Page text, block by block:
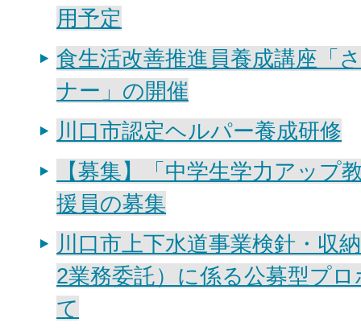
用予定
食生活改善推進員養成講座「
ナー」の開催
川口市認定ヘルパー養成研修
【募集】「中学生学力アップ
援員の募集
川口市上下水道事業検針・収
2業務委託）に係る公募型プ
て